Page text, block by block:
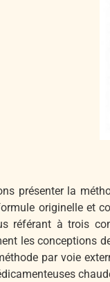
présenter la
originelle et
référant à trois
les conceptions
par voie